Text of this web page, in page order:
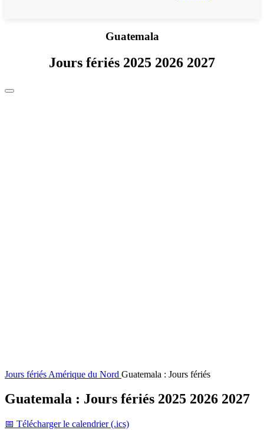
Guatemala
Jours fériés 2025 2026 2027
Jours fériés Amérique du Nord Guatemala : Jours fériés
Guatemala : Jours fériés 2025 2026 2027
📅 Télécharger le calendrier (.ics)